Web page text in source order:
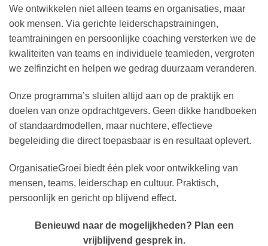
We ontwikkelen niet alleen teams en organisaties, maar
ook mensen. Via gerichte leiderschapstrainingen,
teamtrainingen en persoonlijke coaching versterken we de
kwaliteiten van teams en individuele teamleden, vergroten
we zelfinzicht en helpen we gedrag duurzaam veranderen.
Onze programma’s sluiten altijd aan op de praktijk en
doelen van onze opdrachtgevers. Geen dikke handboeken
of standaardmodellen, maar nuchtere, effectieve
begeleiding die direct toepasbaar is en resultaat oplevert.
OrganisatieGroei biedt één plek voor ontwikkeling van
mensen, teams, leiderschap en cultuur. Praktisch,
persoonlijk en gericht op blijvend effect.
Benieuwd naar de mogelijkheden? Plan een
vrijblijvend gesprek in.